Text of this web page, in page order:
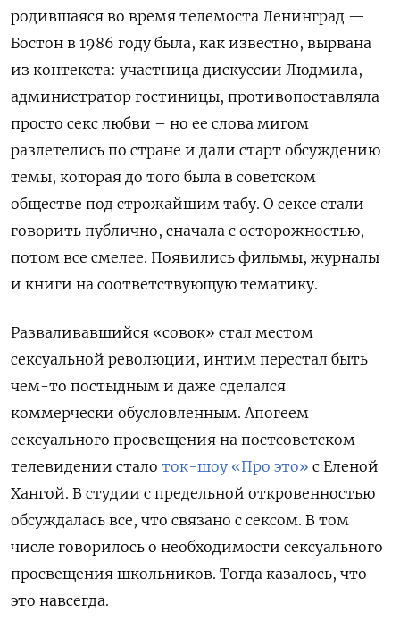
родившаяся во время телемоста Ленинград —
Бостон в 1986 году была, как известно, вырвана
из контекста: участница дискуссии Людмила,
администратор гостиницы, противопоставляла
просто секс любви – но ее слова мигом
разлетелись по стране и дали старт обсуждению
темы, которая до того была в советском
обществе под строжайшим табу. О сексе стали
говорить публично, сначала с осторожностью,
потом все смелее. Появились фильмы, журналы
и книги на соответствующую тематику.
Разваливавшийся «совок» стал местом
сексуальной революции, интим перестал быть
чем-то постыдным и даже сделался
коммерчески обусловленным. Апогеем
сексуального просвещения на постсоветском
телевидении стало ток-шоу «Про это» с Еленой
Хангой. В студии с предельной откровенностью
обсуждалась все, что связано с сексом. В том
числе говорилось о необходимости сексуального
просвещения школьников. Тогда казалось, что
это навсегда.